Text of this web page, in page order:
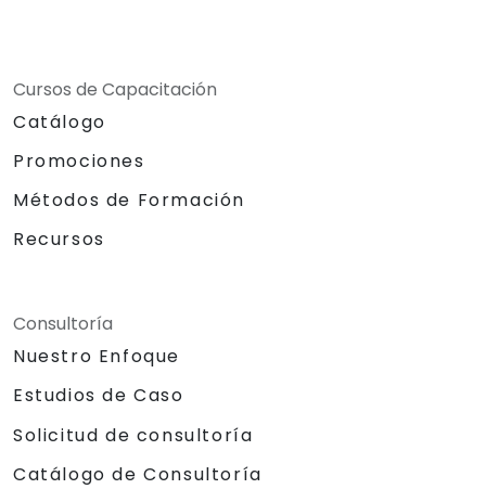
Cursos de Capacitación
Catálogo
Promociones
Métodos de Formación
Recursos
Consultoría
Nuestro Enfoque
Estudios de Caso
Solicitud de consultoría
Catálogo de Consultoría